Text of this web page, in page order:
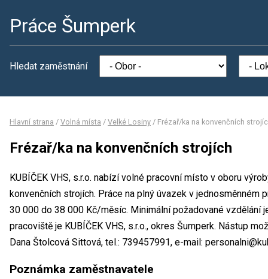
Práce Šumperk
Hledat zaměstnání
Hlavní strana / Volná místa / Velké Losiny / Frézař/ka na konvenčních
Frézař/ka na konvenčních strojích
KUBÍČEK VHS, s.r.o. nabízí volné pracovní místo v oboru
konvenčních strojích. Práce na plný úvazek v jednosměnném
30 000 do 38 000 Kč/měsíc. Minimální požadované vzdělání
pracoviště je KUBÍČEK VHS, s.r.o., okres Šumperk. Nástup
Dana Štolcová Sittová, tel.: 739457991, e-mail:
Poznámka zaměstnavatele